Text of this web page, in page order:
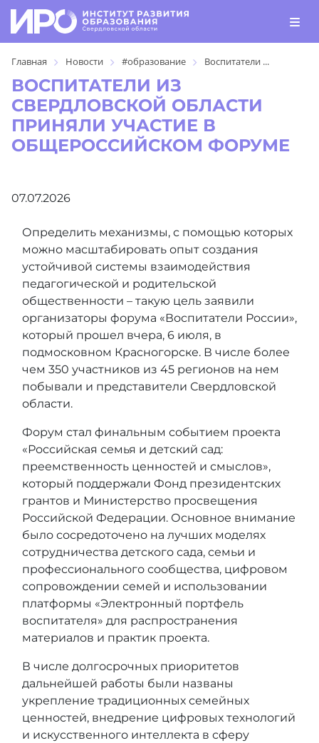
Главная Новости #образование Воспитатели ...
ВОСПИТАТЕЛИ ИЗ
СВЕРДЛОВСКОЙ ОБЛАСТИ
ПРИНЯЛИ УЧАСТИЕ В
ОБЩЕРОССИЙСКОМ ФОРУМЕ
07.07.2026
Определить механизмы, с помощью которых
можно масштабировать опыт создания
устойчивой системы взаимодействия
педагогической и родительской
общественности – такую цель заявили
организаторы форума «Воспитатели России»,
который прошел вчера, 6 июля, в
подмосковном Красногорске. В числе более
чем 350 участников из 45 регионов на нем
побывали и представители Свердловской
области.
Форум стал финальным событием проекта
«Российская семья и детский сад:
преемственность ценностей и смыслов»,
который поддержали Фонд президентских
грантов и Министерство просвещения
Российской Федерации. Основное внимание
было сосредоточено на лучших моделях
сотрудничества детского сада, семьи и
профессионального сообщества, цифровом
сопровождении семей и использовании
платформы «Электронный портфель
воспитателя» для распространения
материалов и практик проекта.
В числе долгосрочных приоритетов
дальнейшей работы были названы
укрепление традиционных семейных
ценностей, внедрение цифровых технологий
и искусственного интеллекта в сферу